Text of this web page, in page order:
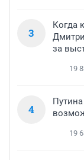
3
Когда
за
19
4
19